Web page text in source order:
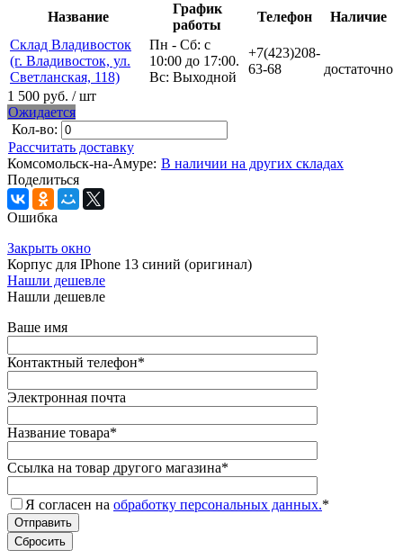
Название
График
работы
Телефон
Наличие
Склад Владивосток
(г. Владивосток, ул.
Светланская, 118)
Пн - Сб: с
10:00 до 17:00.
Вс: Выходной
+7(423)208-
63-68
достаточно
1 500 руб. / шт
Ожидается
Кол-во:
Рассчитать доставку
Комсомольск-на-Амуре: В наличии на других складах
Поделиться
Ошибка
Закрыть окно
Корпус для IPhone 13 синий (оригинал)
Нашли дешевле
Нашли дешевле
Ваше имя
Контактный телефон*
Электронная почта
Название товара*
Ссылка на товар другого магазина*
Я согласен на обработку персональных данных.*